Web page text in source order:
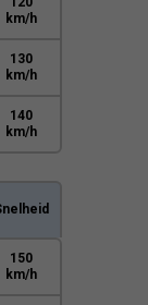
km/h
130
km/h
140
km/h
150
km/h